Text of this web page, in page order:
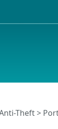
Theft>